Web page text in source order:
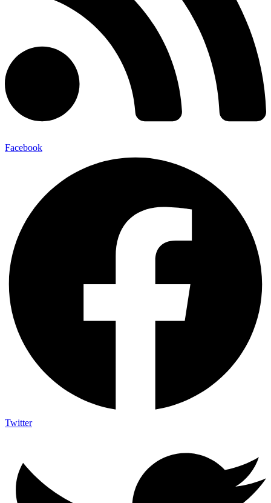
Facebook
Twitter